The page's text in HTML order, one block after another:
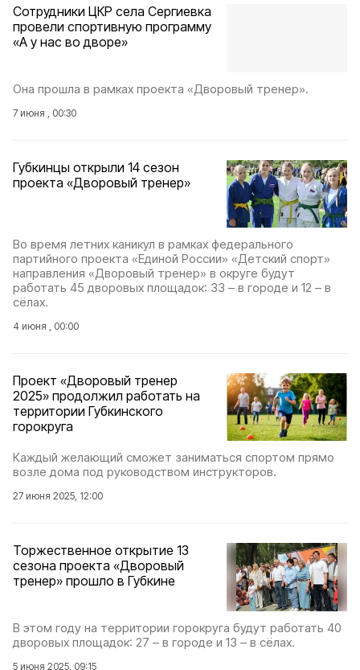
Сотрудники ЦКР села Сергиевка
провели спортивную программу
«А у нас во дворе»
Она прошла в рамках проекта «Дворовый тренер».
7 июня , 00:30
Губкинцы открыли 14 сезон
проекта «Дворовый тренер»
Во время летних каникул в рамках федерального
партийного проекта «Единой России» «Детский спорт»
направления «Дворовый тренер» в округе будут
работать 45 дворовых площадок: 33 – в городе и 12 – в
сёлах.
4 июня , 00:00
Проект «Дворовый тренер
2025» продолжил работать на
территории Губкинского
горокруга
Каждый желающий сможет заниматься спортом прямо
возле дома под руководством инструкторов.
27 июня 2025, 12:00
Торжественное открытие 13
сезона проекта «Дворовый
тренер» прошло в Губкине
В этом году на территории горокруга будут работать 40
дворовых площадок: 27 – в городе и 13 – в сёлах.
5 июня 2025, 09:15